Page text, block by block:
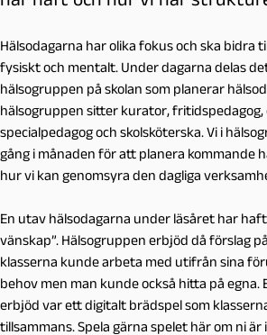
Hälsodagarna har olika fokus och ska bidra
fysiskt och mentalt. Under dagarna delas
hälsogruppen på skolan som planerar
hälsogruppen sitter kurator, fritidspedagog,
specialpedagog och skolsköterska. Vi i
gång i månaden för att planera kommande
hur vi kan genomsyra den dagliga
En utav hälsodagarna under läsåret har
vänskap”. Hälsogruppen erbjöd då förslag
klasserna kunde arbeta med utifrån sina
behov men man kunde också hitta på egna.
erbjöd var ett digitalt brädspel som
tillsammans. Spela gärna spelet här om ni